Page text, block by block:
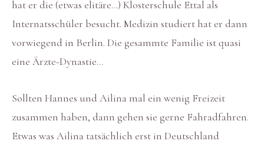
hat er die (etwas elitäre…) Klosterschule Ettal als
Internatsschüler besucht. Medizin studiert hat er dann
vorwiegend in Berlin. Die gesammte Familie ist quasi
eine Ärzte-Dynastie…
Sollten Hannes und Ailina mal ein wenig Freizeit
zusammen haben, dann gehen sie gerne Fahradfahren.
Etwas was Ailina tatsächlich erst in Deutschland